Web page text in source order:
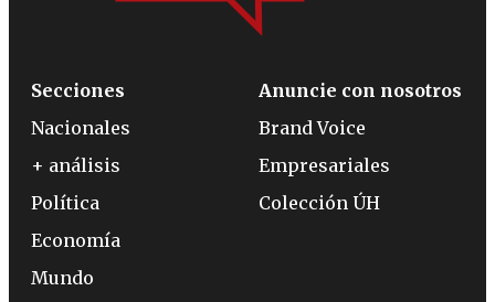
Secciones
Nacionales
+ análisis
Política
Economía
Mundo
Anuncie con nosotros
Brand Voice
Empresariales
Colección ÚH